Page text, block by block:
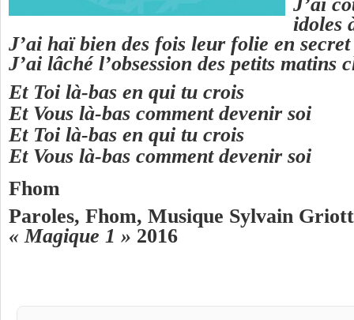
idoles
J’ai haï bien des fois leur folie en secret
J’ai lâché l’obsession des petits matins
Et Toi là-bas en qui tu crois
Et Vous là-bas comment devenir soi
Et Toi là-bas en qui tu crois
Et Vous là-bas comment devenir soi
Fhom
Paroles, Fhom, Musique Sylvain
« Magique 1 » 2016